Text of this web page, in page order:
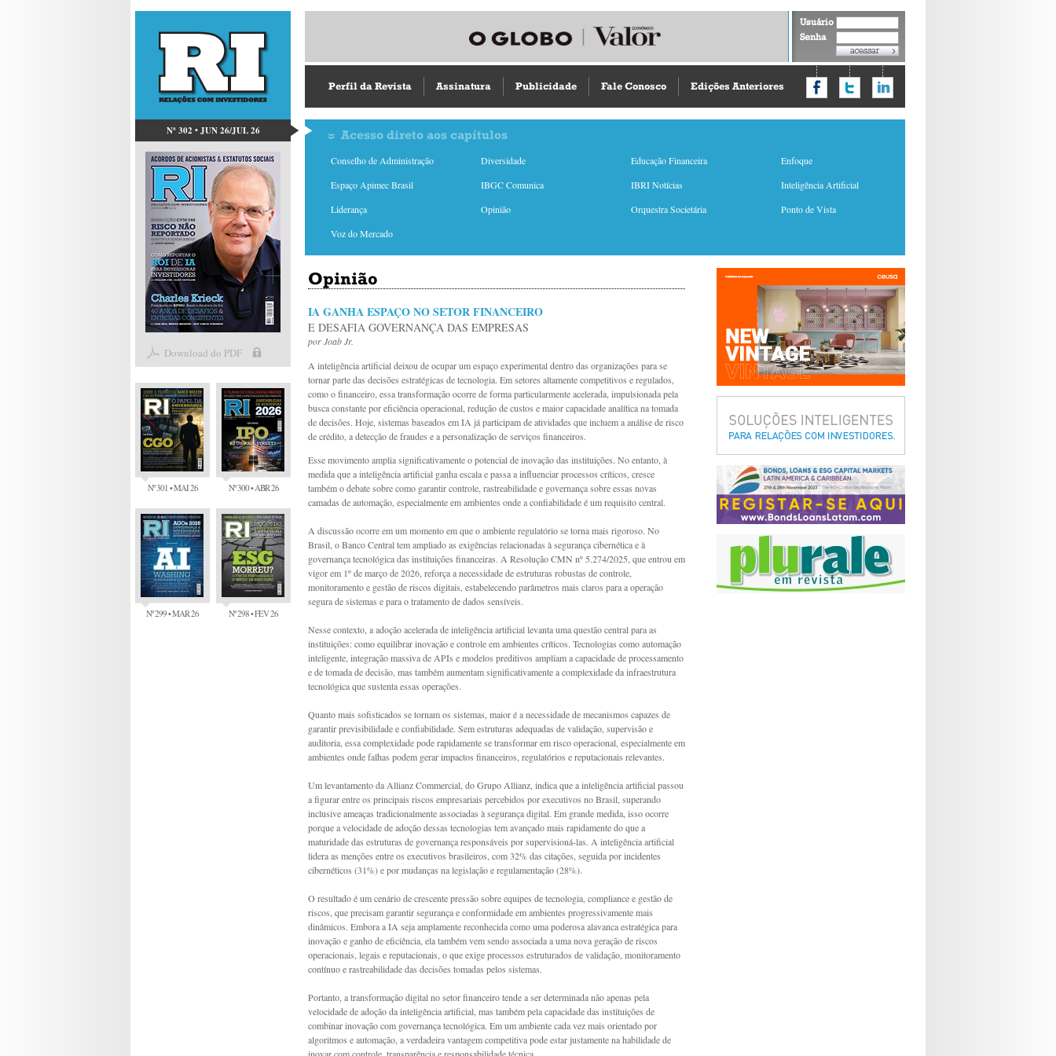
Nº 302 • JUN 26/JUL 26
Download do PDF
Nº 301 • MAI 26 Nº 300 • ABR 26
Nº 299 • MAR 26 Nº 298 • FEV 26
Usuário
Senha
Perfil da Revista Assinatura Publicidade Fale Conosco Edições Anteriores
Acesso direto aos capítulos
Conselho de Administração Diversidade Educação Financeira
Enfoque
Espaço Apimec Brasil
IBGC Comunica IBRI Notícias
Inteligência Artificial
Liderança
Opinião Orquestra Societária
Ponto de Vista
Voz do Mercado
Opinião
IA GANHA ESPAÇO NO SETOR FINANCEIRO
E DESAFIA GOVERNANÇA DAS EMPRESAS
porJoab Jr.
A inteligência artificial deixou de ocupar um espaço experimental dentro das organizações para se
tornar parte das decisões estratégicas de tecnologia. Em setores altamente competitivos e regulados,
como o financeiro, essa transformação ocorre de forma particularmente acelerada, impulsionada pela
busca constante por eficiência operacional, redução de custos e maior capacidade analítica na tomada
de decisões. Hoje, sistemas baseados em IA já participam de atividades que incluem a análise de risco
de crédito, a detecção de fraudes e a personalização de serviços financeiros.
Esse movimento amplia significativamente o potencial de inovação das instituições. No entanto, à
medida que a inteligência artificial ganha escala e passa a influenciar processos críticos, cresce
também o debate sobre como garantir controle, rastreabilidade e governança sobre essas novas
camadas de automação, especialmente em ambientes onde a confiabilidade é um requisito central.
A discussão ocorre em um momento em que o ambiente regulatório se torna mais rigoroso. No
Brasil, o Banco Central tem ampliado as exigências relacionadas à segurança cibernética e à
governança tecnológica das instituições financeiras. A Resolução CMN nº 5.274/2025, que entrou em
vigor em 1º de março de 2026, reforça a necessidade de estruturas robustas de controle,
monitoramento e gestão de riscos digitais, estabelecendo parâmetros mais claros para a operação
segura de sistemas e para o tratamento de dados sensíveis.
Nesse contexto, a adoção acelerada de inteligência artificial levanta uma questão central para as
instituições: como equilibrar inovação e controle em ambientes críticos. Tecnologias como automação
inteligente, integração massiva de APIs e modelos preditivos ampliam a capacidade de processamento
e de tomada de decisão, mas também aumentam significativamente a complexidade da infraestrutura
tecnológica que sustenta essas operações.
Quanto mais sofisticados se tornam os sistemas, maior é a necessidade de mecanismos capazes de
garantir previsibilidade e confiabilidade. Sem estruturas adequadas de validação, supervisão e
auditoria, essa complexidade pode rapidamente se transformar em risco operacional, especialmente em
ambientes onde falhas podem gerar impactos financeiros, regulatórios e reputacionais relevantes.
Um levantamento da Allianz Commercial, do Grupo Allianz, indica que a inteligência artificial passou
a figurar entre os principais riscos empresariais percebidos por executivos no Brasil, superando
inclusive ameaças tradicionalmente associadas à segurança digital. Em grande medida, isso ocorre
porque a velocidade de adoção dessas tecnologias tem avançado mais rapidamente do que a
maturidade das estruturas de governança responsáveis por supervisioná-las. A inteligência artificial
lidera as menções entre os executivos brasileiros, com 32% das citações, seguida por incidentes
cibernéticos (31%) e por mudanças na legislação e regulamentação (28%).
O resultado é um cenário de crescente pressão sobre equipes de tecnologia, compliance e gestão de
riscos, que precisam garantir segurança e conformidade em ambientes progressivamente mais
dinâmicos. Embora a IA seja amplamente reconhecida como uma poderosa alavanca estratégica para
inovação e ganho de eficiência, ela também vem sendo associada a uma nova geração de riscos
operacionais, legais e reputacionais, o que exige processos estruturados de validação, monitoramento
contínuo e rastreabilidade das decisões tomadas pelos sistemas.
Portanto, a transformação digital no setor financeiro tende a ser determinada não apenas pela
velocidade de adoção da inteligência artificial, mas também pela capacidade das instituições de
combinar inovação com governança tecnológica. Em um ambiente cada vez mais orientado por
algoritmos e automação, a verdadeira vantagem competitiva pode estar justamente na habilidade de